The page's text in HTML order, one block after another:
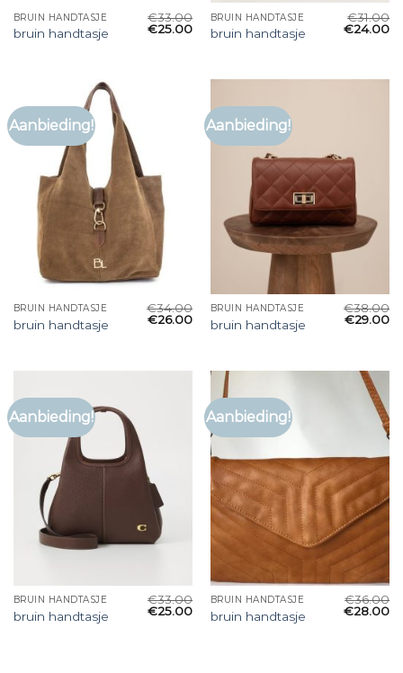
BRUIN HANDTASJE
bruin handtasje
€33.00
€25.00
BRUIN HANDTASJE
bruin handtasje
€31.00
€24.00
Aanbieding!
BRUIN HANDTASJE
bruin handtasje
€34.00
€26.00
Aanbieding!
BRUIN HANDTASJE
bruin handtasje
€38.00
€29.00
Aanbieding!
BRUIN HANDTASJE
bruin handtasje
€33.00
€25.00
Aanbieding!
BRUIN HANDTASJE
bruin handtasje
€36.00
€28.00